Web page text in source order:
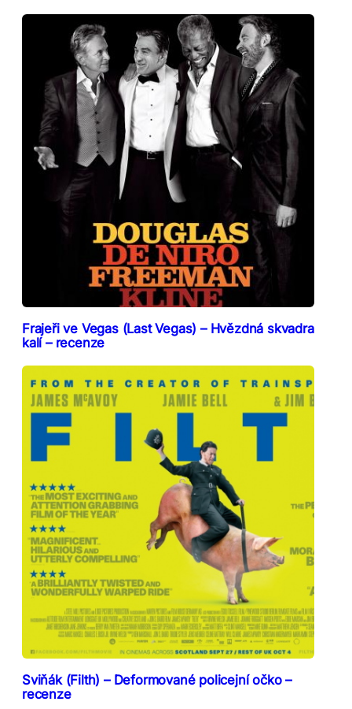
Frajeři ve Vegas (Last Vegas) – Hvězdná skvadra
kalí – recenze
Sviňák (Filth) – Deformované policejní očko –
recenze